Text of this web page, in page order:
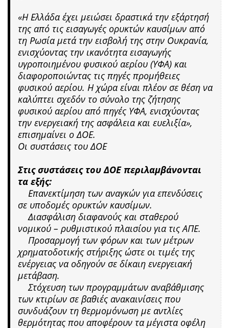
«Η Ελλάδα έχει μειώσει δραστικά την εξάρτησή
της από τις εισαγωγές ορυκτών καυσίμων από
τη Ρωσία μετά την εισβολή της στην Ουκρανία,
ενισχύοντας την ικανότητα εισαγωγής
υγροποιημένου φυσικού αερίου (ΥΦΑ) και
διαφοροποιώντας τις πηγές προμήθειες
φυσικού αερίου. Η χώρα είναι πλέον σε θέση να
καλύπτει σχεδόν το σύνολο της ζήτησης
φυσικού αερίου από πηγές ΥΦΑ, ενισχύοντας
την ενεργειακή της ασφάλεια και ευελιξία»,
επισημαίνει ο ΔΟΕ.
Οι συστάσεις του ΔΟΕ
Στις συστάσεις του ΔΟΕ περιλαμβάνονται
τα εξής:
Επανεκτίμηση των αναγκών για επενδύσεις
σε υποδομές ορυκτών καυσίμων.
Διασφάλιση διαφανούς και σταθερού
νομικού – ρυθμιστικού πλαισίου για τις ΑΠΕ.
Προσαρμογή των φόρων και των μέτρων
χρηματοδοτικής στήριξης ώστε οι τιμές της
ενέργειας να οδηγούν σε δίκαιη ενεργειακή
μετάβαση.
Στόχευση των προγραμμάτων αναβάθμισης
των κτιρίων σε βαθιές ανακαινίσεις που
συνδυάζουν τη θερμομόνωση με αντλίες
θερμότητας που αποφέρουν τα μέγιστα οφέλη